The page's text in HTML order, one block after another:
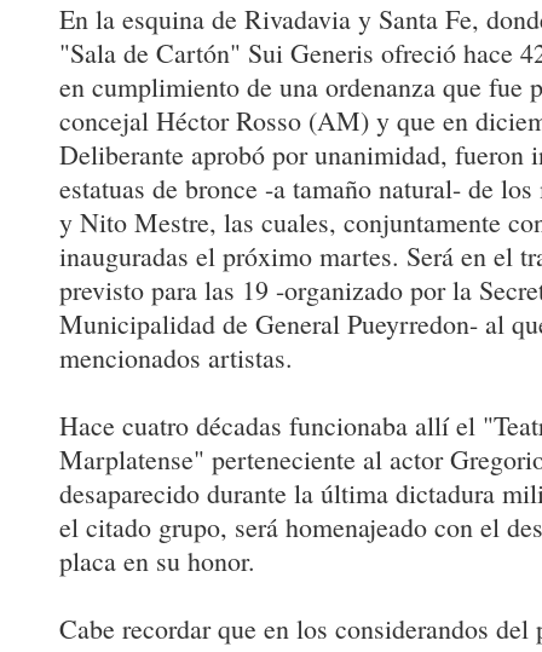
En la esquina de Rivadavia y Santa Fe,
"Sala de Cartón" Sui Generis ofreció hace
en cumplimiento de una ordenanza que fue
concejal Héctor Rosso (AM) y que en
Deliberante aprobó por unanimidad, fueron
estatuas de bronce -a tamaño natural- de
y Nito Mestre, las cuales, conjuntamente
inauguradas el próximo martes. Será en el
previsto para las 19 -organizado por la
Municipalidad de General Pueyrredon- al
mencionados artistas.
Hace cuatro décadas funcionaba allí el
Marplatense" perteneciente al actor
desaparecido durante la última dictadura
el citado grupo, será homenajeado con el
placa en su honor.
Cabe recordar que en los considerandos del